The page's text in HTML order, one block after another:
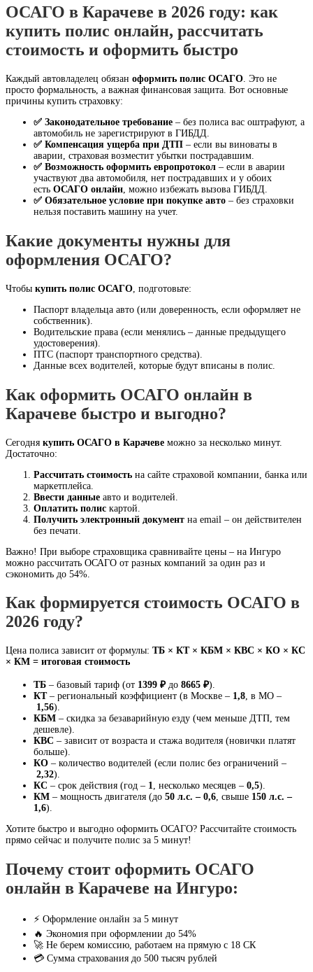
ОСАГО в Карачеве в 2026 году: как
купить полис онлайн, рассчитать
стоимость и оформить быстро
Каждый автовладелец обязан оформить полис ОСАГО . Это не
просто формальность, а важная финансовая защита. Вот основные
причины купить страховку:
✅ Законодательное требование – без полиса вас оштрафуют, а
автомобиль не зарегистрируют в ГИБДД.
✅ Компенсация ущерба при ДТП – если вы виноваты в
аварии, страховая возместит убытки пострадавшим.
✅ Возможность оформить европротокол – если в аварии
участвуют два автомобиля, нет пострадавших и у обоих
есть ОСАГО онлайн , можно избежать вызова ГИБДД.
✅ Обязательное условие при покупке авто – без страховки
нельзя поставить машину на учет.
Какие документы нужны для
оформления ОСАГО?
Чтобы купить полис ОСАГО , подготовьте:
Паспорт владельца авто (или доверенность, если оформляет не
собственник).
Водительские права (если менялись – данные предыдущего
удостоверения).
ПТС (паспорт транспортного средства).
Данные всех водителей, которые будут вписаны в полис.
Как оформить ОСАГО онлайн в
Карачеве быстро и выгодно?
Сегодня купить ОСАГО в Карачеве можно за несколько минут.
Достаточно:
Рассчитать стоимость на сайте страховой компании, банка или
маркетплейса.
Ввести данные авто и водителей.
Оплатить полис картой.
Получить электронный документ на email – он действителен
без печати.
Важно! При выборе страховщика сравнивайте цены – на Ингуро
можно рассчитать ОСАГО от разных компаний за один раз и
сэкономить до 54%.
Как формируется стоимость ОСАГО в
2026 году?
Цена полиса зависит от формулы: ТБ × КТ × КБМ × КВС × КО × КС
× КМ = итоговая стоимость
ТБ – базовый тариф (от 1399 ₽до 8665 ₽).
КТ– региональный коэффициент (в Москве – 1,8, в МО –
1,56).
КБМ – скидка за безаварийную езду (чем меньше ДТП, тем
дешевле).
КВС – зависит от возраста и стажа водителя (новички платят
больше).
КО – количество водителей (если полис без ограничений –
2,32).
КС – срок действия (год – 1, несколько месяцев – 0,5).
КМ – мощность двигателя (до 50 л.с. – 0,6, свыше 150 л.с. –
1,6).
Хотите быстро и выгодно оформить ОСАГО? Рассчитайте стоимость
прямо сейчас и получите полис за 5 минут!
Почему стоит оформить ОСАГО
онлайн в Карачеве на Ингуро:
⚡ Оформление онлайн за 5 минут
🔥 Экономия при оформлении до 54%
🚀 Не берем комиссию, работаем на прямую с 18 СК
💳 Сумма страхования до 500 тысяч рублей